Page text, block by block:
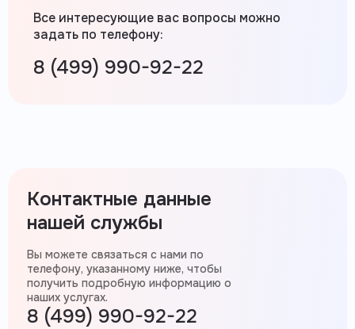
Все интересующие вас вопросы можно
задать по телефону:
8 (499) 990-92-22
Контактные данные
нашей службы
Вы можете связаться с нами по
телефону, указанному ниже, чтобы
получить подробную информацию о
наших услугах.
8 (499) 990-92-22